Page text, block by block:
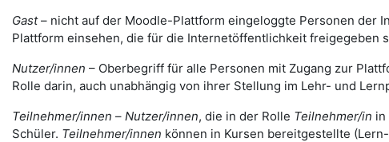
Gast– nicht auf der Moodle-Plattform eingeloggte Personen der
Plattform einsehen, die für die Internetöffentlichkeit freigegeben
Nutzer/innen – Oberbegriff für alle Personen mit Zugang zur
Rolle darin, auch unabhängig von ihrer Stellung im Lehr- und
Teilnehmer/innen – Nutzer/innen, die in der Rolle Teilnehmer/in in
Schüler. Teilnehmer/innen können in Kursen bereitgestellte